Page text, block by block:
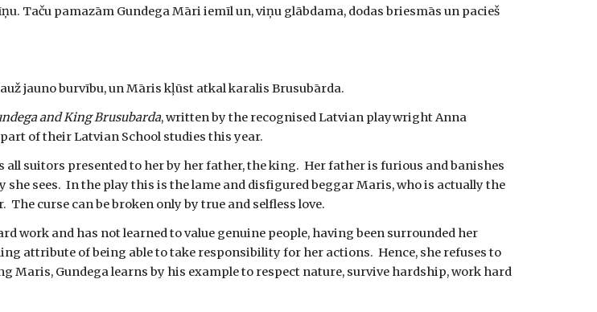
Taču pamazām Gundega Māri iemīl un, viņu glābdama, dodas bries­mās un pacieš
jauno burvību, un Māris kļūst atkal karalis Brusubārda.
and King Brusubarda, written by the recognised Latvian playwright Anna
of their Latvian School studies this year.
suitors presented to her by her father, the king.  Her father is furious and banishes
sees.  In the play this is the lame and disfigured beggar Maris, who is actually the
curse can be broken only by true and selfless love.
work and has not learned to value genuine people, having been surrounded her
attribute of being able to take responsibility for her actions.  Hence, she refuses to
Gundega learns by his example to respect nature, survive hardship, work hard